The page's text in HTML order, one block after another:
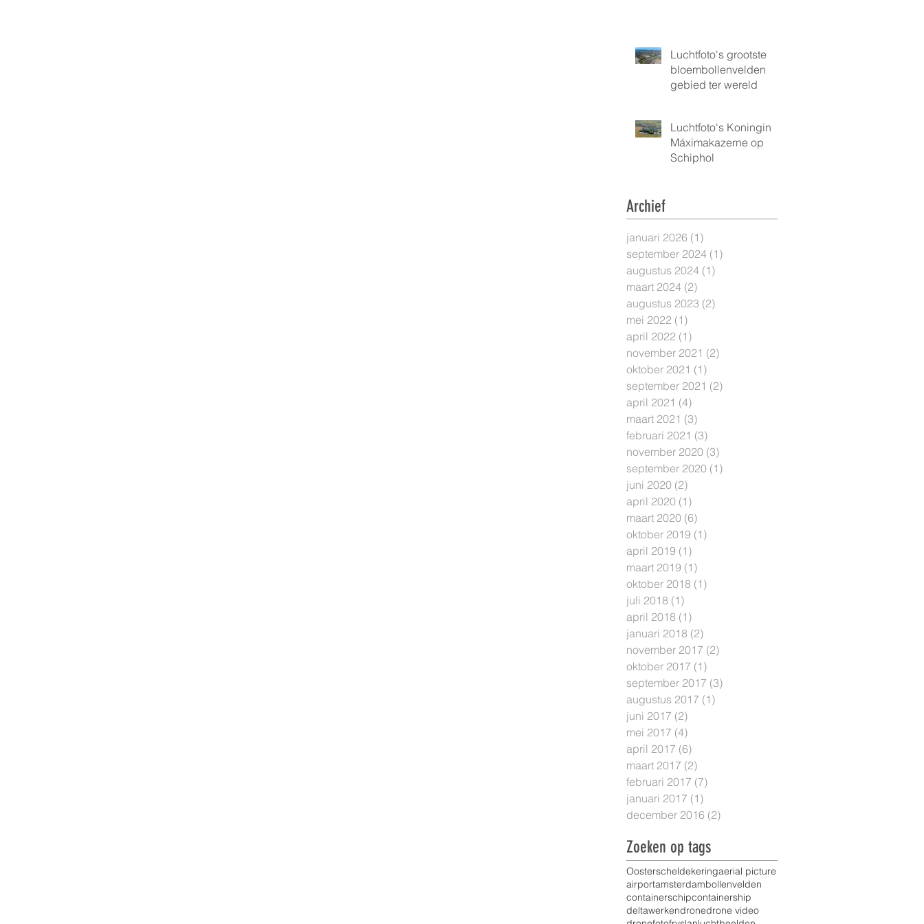
Luchtfoto's grootste
bloembollenvelden
gebied ter wereld
Luchtfoto's Koningin
Máximakazerne op
Schiphol
Archief
januari 2026 (1)
september 2024 (1)
augustus 2024 (1)
maart 2024 (2)
augustus 2023 (2)
mei 2022 (1)
april 2022 (1)
november 2021 (2)
oktober 2021 (1)
september 2021 (2)
april 2021 (4)
maart 2021 (3)
februari 2021 (3)
november 2020 (3)
september 2020 (1)
juni 2020 (2)
april 2020 (1)
maart 2020 (6)
oktober 2019 (1)
april 2019 (1)
maart 2019 (1)
oktober 2018 (1)
juli 2018 (1)
april 2018 (1)
januari 2018 (2)
november 2017 (2)
oktober 2017 (1)
september 2017 (3)
augustus 2017 (1)
juni 2017 (2)
mei 2017 (4)
april 2017 (6)
maart 2017 (2)
februari 2017 (7)
januari 2017 (1)
december 2016 (2)
Zoeken op tags
Oosterscheldekeringaerial picture
airportamsterdambollenvelden
containerschipcontainership
deltawerkendronedrone video